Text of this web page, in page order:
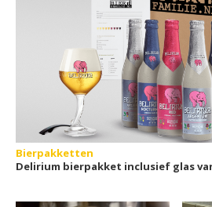
Bierpakketten
Delirium bierpakket inclusief glas